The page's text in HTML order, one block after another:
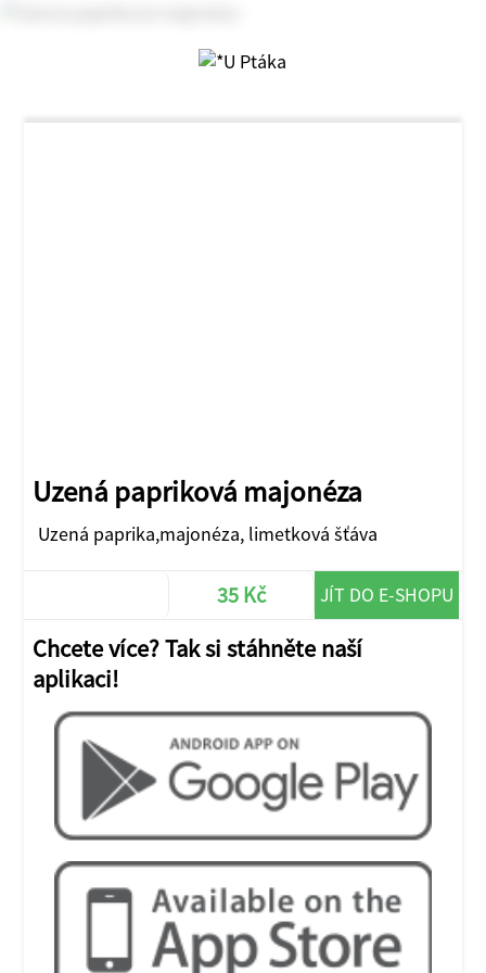
Uzená papriková majonéza
Uzená paprika,majonéza, limetková šťáva
35 Kč JÍT DO E-SHOPU
Chcete více? Tak si stáhněte naší
aplikaci!